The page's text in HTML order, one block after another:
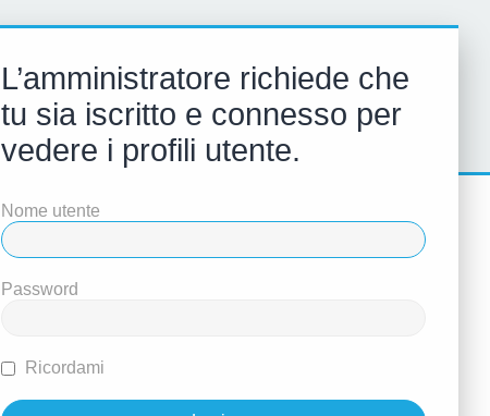
L’amministratore richiede che
tu sia iscritto e connesso per
vedere i profili utente.
Nome utente
Password
Ricordami